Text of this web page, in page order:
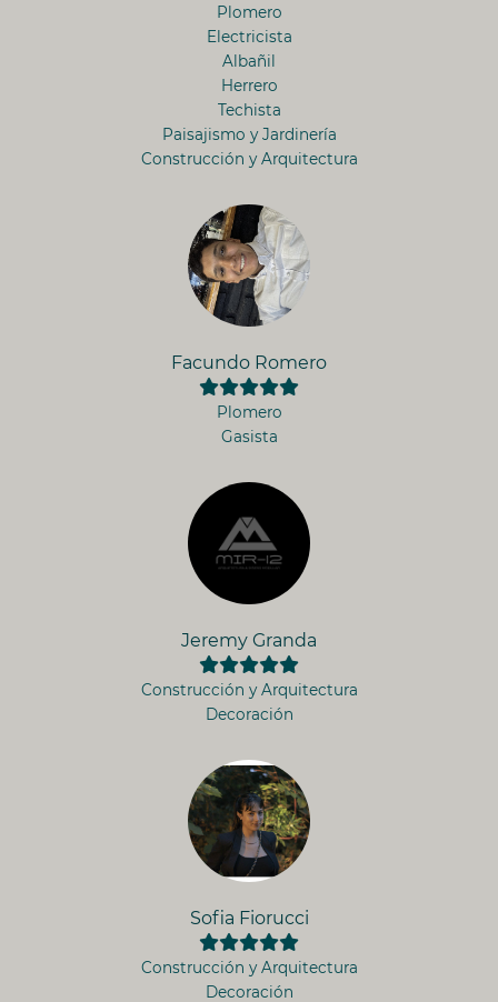
Plomero
Electricista
Albañil
Herrero
Techista
Paisajismo y Jardinería
Construcción y Arquitectura
Facundo Romero
Plomero
Gasista
Jeremy Granda
Construcción y Arquitectura
Decoración
Sofia Fiorucci
Construcción y Arquitectura
Decoración